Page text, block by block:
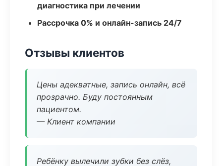
диагностика при лечении
Рассрочка 0% и онлайн-запись 24/7
Отзывы клиентов
Цены адекватные, запись онлайн, всё
прозрачно. Буду постоянным
пациентом.
— Клиент компании
Ребёнку вылечили зубки без слёз,